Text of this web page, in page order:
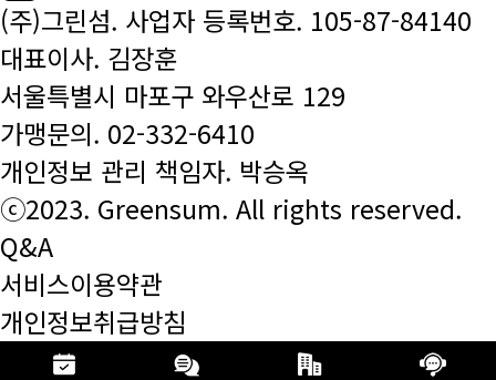
(주)그린섬. 사업자 등록번호. 105-87-84140
대표이사. 김장훈
서울특별시 마포구 와우산로 129
가맹문의. 02-332-6410
개인정보 관리 책임자. 박승옥
ⓒ2023. Greensum. All rights reserved.
Q&A
서비스이용약관
개인정보취급방침
공지사항